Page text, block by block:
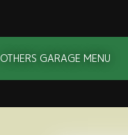
OTHERS GARAGE MENU